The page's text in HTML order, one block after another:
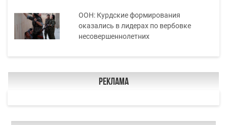
ООН: Курдские формирования
оказались в лидерах по вербовке
несовершеннолетних
Реклама